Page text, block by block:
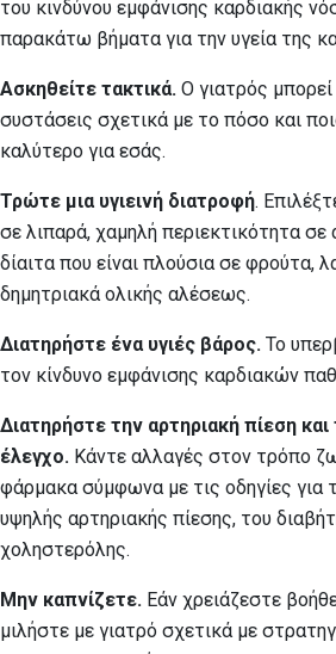
του κινδύνου εμφάνισης καρδιακής
παρακάτω βήματα για την υγεία της
Ασκηθείτε τακτικά. Ο γιατρός
συστάσεις σχετικά με το πόσο και
καλύτερο για εσάς.
Τρώτε μια υγιεινή διατροφή.
σε λιπαρά, χαμηλή περιεκτικότητα σε
δίαιτα που είναι πλούσια σε φρούτα,
δημητριακά ολικής αλέσεως.
Διατηρήστε ένα υγιές βάρος. Το
τον κίνδυνο εμφάνισης καρδιακών
Διατηρήστε την αρτηριακή πίεση
έλεγχο. Κάντε αλλαγές στον τρόπο
φάρμακα σύμφωνα με τις οδηγίες για
υψηλής αρτηριακής πίεσης, του
χοληστερόλης.
Μην καπνίζετε. Εάν χρειάζεστε
μιλήστε με γιατρό σχετικά με